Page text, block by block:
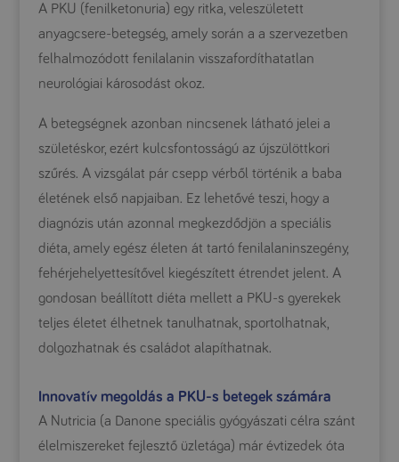
A PKU (fenilketonuria) egy ritka, veleszületett
anyagcsere-betegség, amely során a a szervezetben
felhalmozódott fenilalanin visszafordíthatatlan
neurológiai károsodást okoz.
A betegségnek azonban nincsenek látható jelei a
születéskor, ezért kulcsfontosságú az újszülöttkori
szűrés. A vizsgálat pár csepp vérből történik a baba
életének első napjaiban. Ez lehetővé teszi, hogy a
diagnózis után azonnal megkezdődjön a speciális
diéta, amely egész életen át tartó fenilalaninszegény,
fehérjehelyettesítővel kiegészített étrendet jelent. A
gondosan beállított diéta mellett a PKU-s gyerekek
teljes életet élhetnek tanulhatnak, sportolhatnak,
dolgozhatnak és családot alapíthatnak.
Innovatív megoldás a PKU-s betegek számára
A Nutricia (a Danone speciális gyógyászati célra szánt
élelmiszereket fejlesztő üzletága) már évtizedek óta